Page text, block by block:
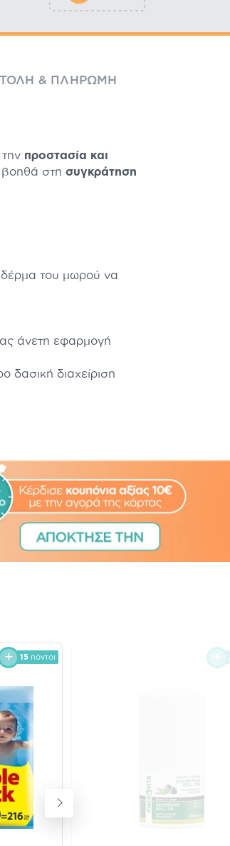
& ΠΛΗΡΩΜΉ
την προστασία και
βοηθά στη συγκράτηση
δέρμα του μωρού να
άνετη εφαρμογή
δασική διαχείριση
15 πόντοι